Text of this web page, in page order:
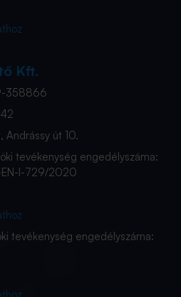
Kft.
358866
Andrássy út 10.
tevékenység engedélyszáma:
I-729/2020
tevékenység engedélyszáma: